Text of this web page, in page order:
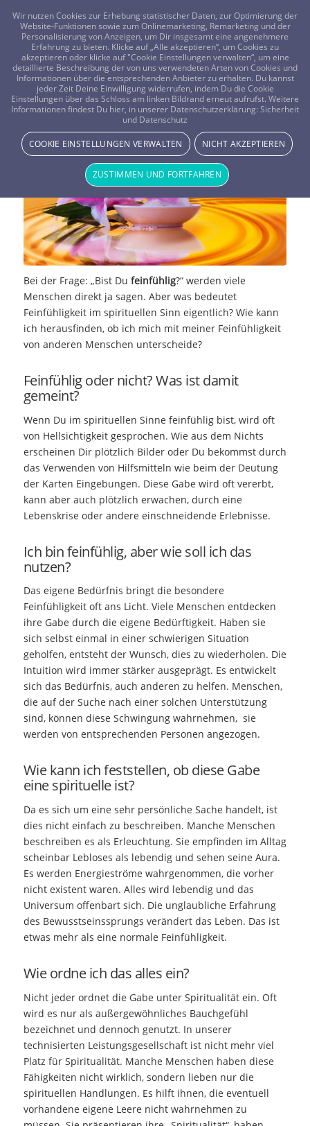
FRAGEN? KOSTENLOS ANRUFEN: 0800-8478266
Spiritualität: Feinfühlig oder nicht?
Bei der Frage: „Bist Du feinfühlig?“ werden viele
Menschen direkt ja sagen. Aber was bedeutet
Feinfühligkeit im spirituellen Sinn eigentlich? Wie kann
ich herausfinden, ob ich mich mit meiner Feinfühligkeit
von anderen Menschen unterscheide?
Feinfühlig oder nicht? Was ist damit
gemeint?
Wenn Du im spirituellen Sinne feinfühlig bist, wird oft
von Hellsichtigkeit gesprochen. Wie aus dem Nichts
erscheinen Dir plötzlich Bilder oder Du bekommst durch
das Verwenden von Hilfsmitteln wie beim der Deutung
der Karten Eingebungen. Diese Gabe wird oft vererbt,
kann aber auch plötzlich erwachen, durch eine
Lebenskrise oder andere einschneidende Erlebnisse.
Ich bin feinfühlig, aber wie soll ich das
nutzen?
Das eigene Bedürfnis bringt die besondere
Feinfühligkeit oft ans Licht. Viele Menschen entdecken
ihre Gabe durch die eigene Bedürftigkeit. Haben sie
sich selbst einmal in einer schwierigen Situation
geholfen, entsteht der Wunsch, dies zu wiederholen. Die
Intuition wird immer stärker ausgeprägt. Es entwickelt
sich das Bedürfnis, auch anderen zu helfen. Menschen,
die auf der Suche nach einer solchen Unterstützung
sind, können diese Schwingung wahrnehmen, sie
werden von entsprechenden Personen angezogen.
Wie kann ich feststellen, ob diese Gabe
eine spirituelle ist?
Da es sich um eine sehr persönliche Sache handelt, ist
dies nicht einfach zu beschreiben. Manche Menschen
beschreiben es als Erleuchtung. Sie empfinden im Alltag
scheinbar Lebloses als lebendig und sehen seine Aura.
Es werden Energieströme wahrgenommen, die vorher
nicht existent waren. Alles wird lebendig und das
Universum offenbart sich. Die unglaubliche Erfahrung
des Bewusstseinssprungs verändert das Leben. Das ist
etwas mehr als eine normale Feinfühligkeit.
Wie ordne ich das alles ein?
Nicht jeder ordnet die Gabe unter Spiritualität ein. Oft
wird es nur als außergewöhnliches Bauchgefühl
bezeichnet und dennoch genutzt. In unserer
technisierten Leistungsgesellschaft ist nicht mehr viel
Platz für Spiritualität. Manche Menschen haben diese
Fähigkeiten nicht wirklich, sondern lieben nur die
spirituellen Handlungen. Es hilft ihnen, die eventuell
vorhandene eigene Leere nicht wahrnehmen zu
Wir nutzen Cookies zur Erhebung statistischer Daten, zur Optimierung der
Website-Funktionen sowie zum Onlinemarketing, Remarketing und der
Personalisierung von Anzeigen, um Dir insgesamt eine angenehmere
Erfahrung zu bieten. Klicke auf „Alle akzeptieren“, um Cookies zu
akzeptieren oder klicke auf "Cookie Einstellungen verwalten“, um eine
detaillierte Beschreibung der von uns verwendeten Arten von Cookies und
Informationen über die entsprechenden Anbieter zu erhalten. Du kannst
jeder Zeit Deine Einwilligung widerrufen, indem Du die Cookie
Einstellungen über das Schloss am linken Bildrand erneut aufrufst. Weitere
Informationen findest Du hier, in unserer Datenschutzerklärung: Sicherheit
und Datenschutz
COOKIE EINSTELLUNGEN VERWALTEN NICHT AKZEPTIEREN
ZUSTIMMEN UND FORTFAHREN